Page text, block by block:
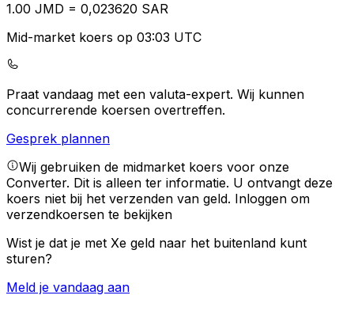
1.00 JMD = 0,023620 SAR
Mid-market koers op 03:03 UTC
Praat vandaag met een valuta-expert. Wij kunnen
concurrerende koersen overtreffen.
Gesprek plannen
Wij gebruiken de midmarket koers voor onze
Converter. Dit is alleen ter informatie. U ontvangt deze
koers niet bij het verzenden van geld. Inloggen om
verzendkoersen te bekijken
Wist je dat je met Xe geld naar het buitenland kunt
sturen?
Meld je vandaag aan